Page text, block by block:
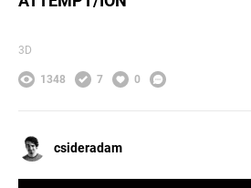
3D
1348 7 0
csideradam